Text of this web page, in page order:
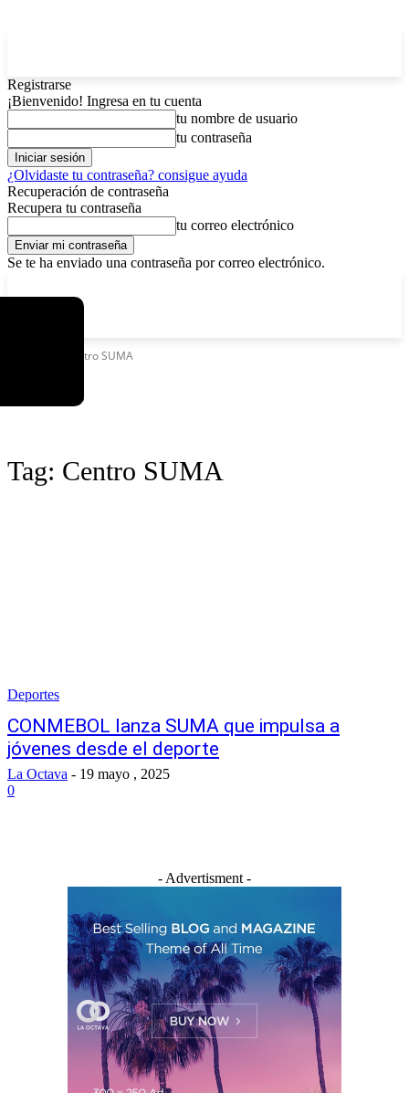
Registrarse
¡Bienvenido! Ingresa en tu cuenta
tu nombre de usuario
tu contraseña
¿Olvidaste tu contraseña? consigue ayuda
Recuperación de contraseña
Recupera tu contraseña
tu correo electrónico
Se te ha enviado una contraseña por correo electrónico.
Centro SUMA
Tag: Centro SUMA
Deportes
CONMEBOL lanza SUMA que impulsa a
jóvenes desde el deporte
La Octava - 19 mayo , 2025
0
- Advertisment -